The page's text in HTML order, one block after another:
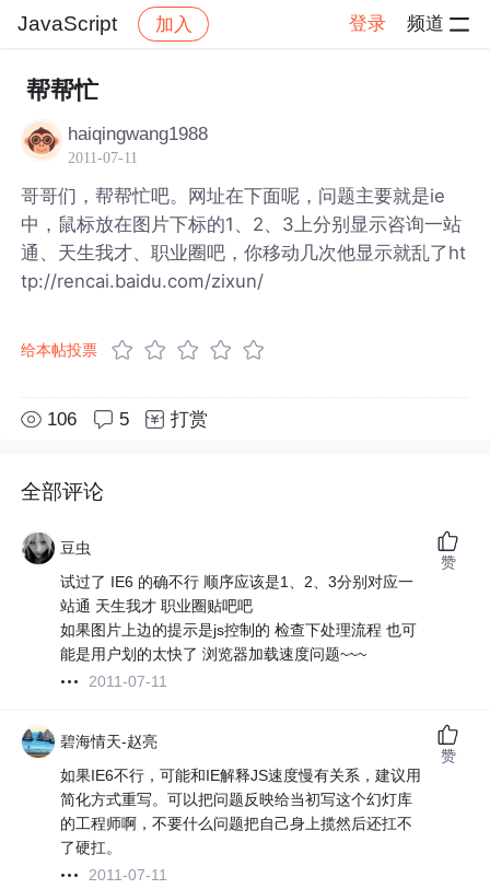
JavaScript 加入 登录 频道
社区 JavaScript
帮帮忙
haiqingwang1988
2011-07-11
哥哥们，帮帮忙吧。网址在下面呢，问题主要就是ie
中，鼠标放在图片下标的1、2、3上分别显示咨询一站
通、天生我才、职业圈吧，你移动几次他显示就乱了ht
tp://rencai.baidu.com/zixun/
给本帖投票
106 5 打赏
全部评论
豆虫
试过了 IE6 的确不行 顺序应该是1、2、3分别对应一
站通 天生我才 职业圈贴吧吧
如果图片上边的提示是js控制的 检查下处理流程 也可
能是用户划的太快了 浏览器加载速度问题~~~
2011-07-11
赞
碧海情天-赵亮
如果IE6不行，可能和IE解释JS速度慢有关系，建议用
简化方式重写。可以把问题反映给当初写这个幻灯库
的工程师啊，不要什么问题把自己身上揽然后还扛不
了硬扛。
2011-07-11
赞